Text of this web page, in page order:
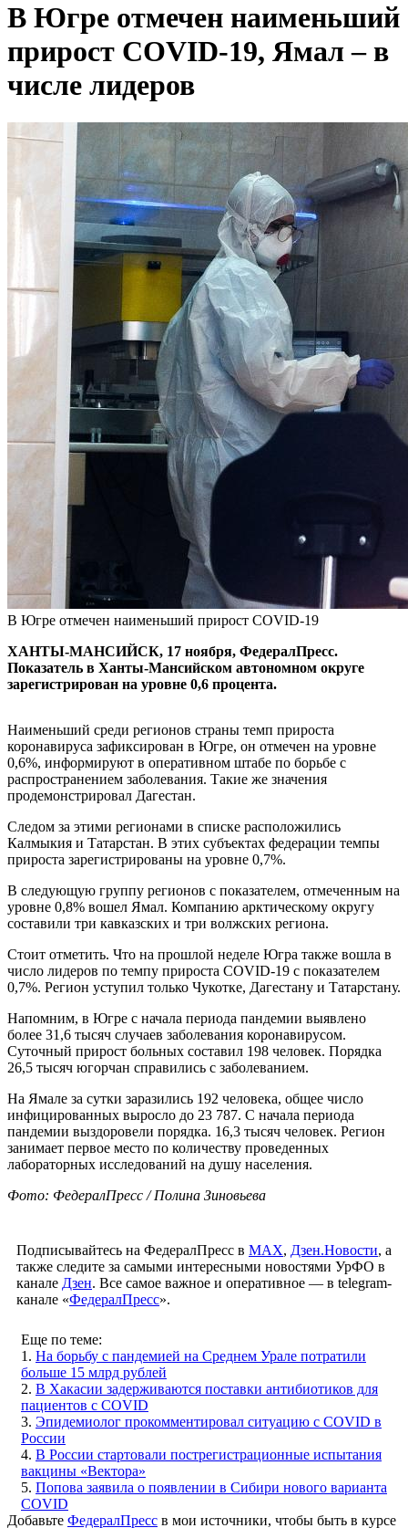
В Югре отмечен наименьший
прирост COVID-19, Ямал – в
числе лидеров
В Югре отмечен наименьший прирост COVID-19
ХАНТЫ-МАНСИЙСК, 17 ноября, ФедералПресс.
Показатель в Ханты-Мансийском автономном округе
зарегистрирован на уровне 0,6 процента.
Наименьший среди регионов страны темп прироста
коронавируса зафиксирован в Югре, он отмечен на уровне
0,6%, информируют в оперативном штабе по борьбе с
распространением заболевания. Такие же значения
продемонстрировал Дагестан.
Следом за этими регионами в списке расположились
Калмыкия и Татарстан. В этих субъектах федерации темпы
прироста зарегистрированы на уровне 0,7%.
В следующую группу регионов с показателем, отмеченным на
уровне 0,8% вошел Ямал. Компанию арктическому округу
составили три кавказских и три волжских региона.
Стоит отметить. Что на прошлой неделе Югра также вошла в
число лидеров по темпу прироста COVID-19 с показателем
0,7%. Регион уступил только Чукотке, Дагестану и Татарстану.
Напомним, в Югре с начала периода пандемии выявлено
более 31,6 тысяч случаев заболевания коронавирусом.
Суточный прирост больных составил 198 человек. Порядка
26,5 тысяч югорчан справились с заболеванием.
На Ямале за сутки заразились 192 человека, общее число
инфицированных выросло до 23 787. С начала периода
пандемии выздоровели порядка. 16,3 тысяч человек. Регион
занимает первое место по количеству проведенных
лабораторных исследований на душу населения.
Фото: ФедералПресс / Полина Зиновьева
Подписывайтесь на ФедералПресс в МАХ, Дзен.Новости, а
также следите за самыми интересными новостями УрФО в
канале Дзен. Все самое важное и оперативное — в telegram-
канале «ФедералПресс».
Еще по теме:
1. На борьбу с пандемией на Среднем Урале потратили
больше 15 млрд рублей
2. В Хакасии задерживаются поставки антибиотиков для
пациентов c COVID
3. Эпидемиолог прокомментировал ситуацию с COVID в
России
4. В России стартовали пострегистрационные испытания
вакцины «Вектора»
5. Попова заявила о появлении в Сибири нового варианта
COVID
Добавьте ФедералПресс в мои источники, чтобы быть в курсе